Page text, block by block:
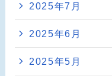
2025年7月
2025年6月
2025年5月